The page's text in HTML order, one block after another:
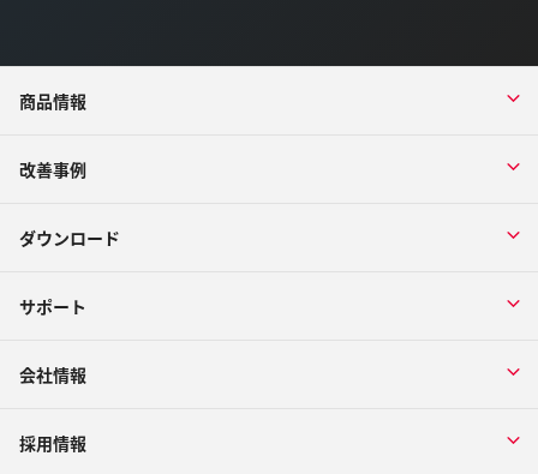
商品情報
改善事例
ダウンロード
サポート
会社情報
採用情報